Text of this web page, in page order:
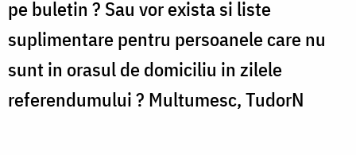
pe buletin ? Sau vor exista si liste
suplimentare pentru persoanele care nu
sunt in orasul de domiciliu in zilele
referendumului ? Multumesc, TudorN